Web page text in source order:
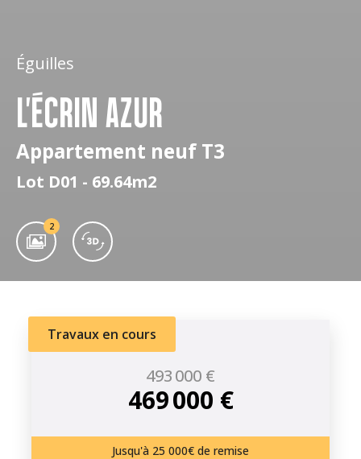
Éguilles
L'ÉCRIN AZUR
Appartement neuf T3
Lot D01 - 69.64m2
2
Travaux en cours
493 000 €
469 000 €
Jusqu'à 25 000€ de remise